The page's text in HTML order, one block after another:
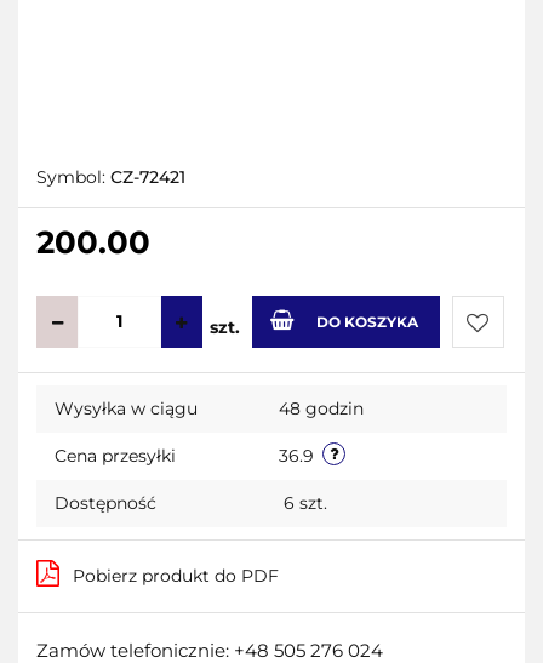
Symbol: CZ-72421
200.00
szt. DO KOSZYKA
Do
Wysyłka w ciągu 48 godzin
Cena przesyłki 36.9
Dostępność 6 szt.
Pobierz produkt do PDF
Zamów telefonicznie: +48 505 276 024